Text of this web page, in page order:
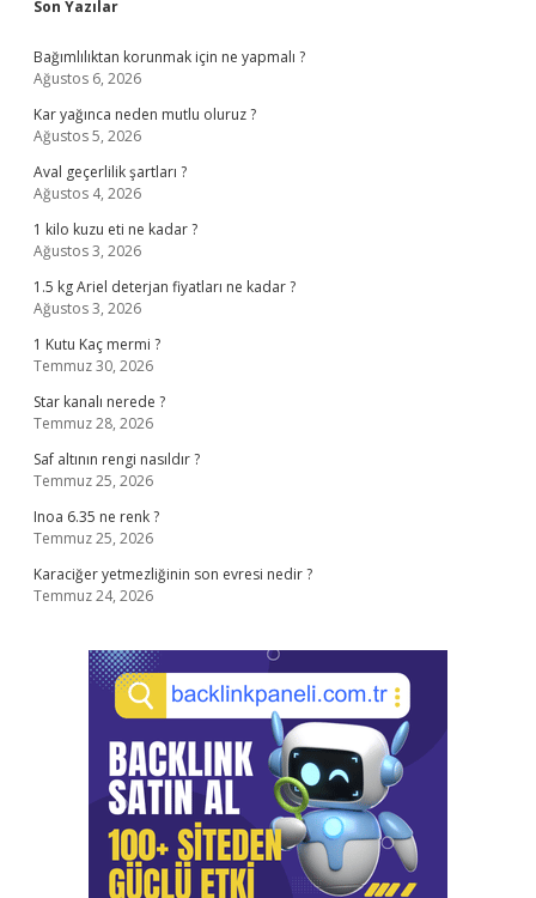
Sidebar
Son Yazılar
Bağımlılıktan korunmak için ne yapmalı ?
Ağustos 6, 2026
Kar yağınca neden mutlu oluruz ?
Ağustos 5, 2026
Aval geçerlilik şartları ?
Ağustos 4, 2026
1 kilo kuzu eti ne kadar ?
Ağustos 3, 2026
1.5 kg Ariel deterjan fiyatları ne kadar ?
Ağustos 3, 2026
1 Kutu Kaç mermi ?
Temmuz 30, 2026
Star kanalı nerede ?
Temmuz 28, 2026
Saf altının rengi nasıldır ?
Temmuz 25, 2026
Inoa 6.35 ne renk ?
Temmuz 25, 2026
Karaciğer yetmezliğinin son evresi nedir ?
Temmuz 24, 2026